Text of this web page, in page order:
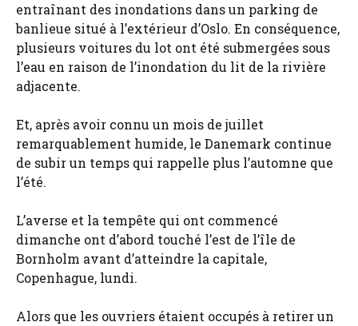
entraînant des inondations dans un parking de
banlieue situé à l’extérieur d’Oslo. En conséquence,
plusieurs voitures du lot ont été submergées sous
l’eau en raison de l’inondation du lit de la rivière
adjacente.
Et, après avoir connu un mois de juillet
remarquablement humide, le Danemark continue
de subir un temps qui rappelle plus l’automne que
l’été.
L’averse et la tempête qui ont commencé
dimanche ont d’abord touché l’est de l’île de
Bornholm avant d’atteindre la capitale,
Copenhague, lundi.
Alors que les ouvriers étaient occupés à retirer un